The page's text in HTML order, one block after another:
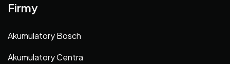
Firmy
Akumulatory Bosch
Akumulatory Centra